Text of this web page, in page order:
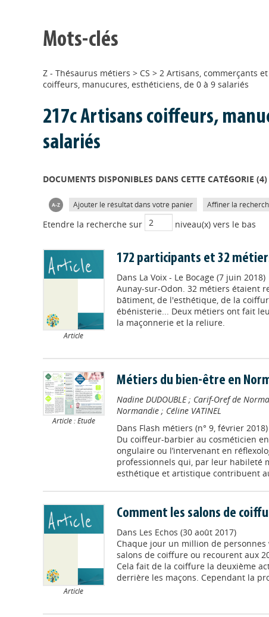
Mots-clés
Z - Thésaurus métiers > CS > 2 Artisans, commerçants
coiffeurs, manucures, esthéticiens, de 0 à 9 salariés
217c Artisans coiffeurs,
salariés
DOCUMENTS DISPONIBLES DANS CETTE CATÉGORIE (4)
Ajouter le résultat dans votre panier Affiner la
Etendre la recherche sur niveau(x) vers le bas
Article
172 participants et 32
Dans La Voix - Le Bocage (7 juin 2018)
Aunay-sur-Odon. 32 métiers étaient
bâtiment, de l'esthétique, de la
ébénisterie... Deux métiers ont fait
la maçonnerie et la reliure.
Article : Etude
Métiers du bien-être en
Nadine DUDOUBLE; Carif-Oref de
Normandie; Céline VATINEL
Dans Flash métiers (n° 9, février 2018)
Du coiffeur-barbier au cosméticien
ongulaire ou l’intervenant en
professionnels qui, par leur habileté
esthétique et artistique contribuent
Article
Comment les salons de
Dans Les Echos (30 août 2017)
Chaque jour un million de personnes
salons de coiffure ou recourent aux
Cela fait de la coiffure la deuxième
derrière les maçons. Cependant la